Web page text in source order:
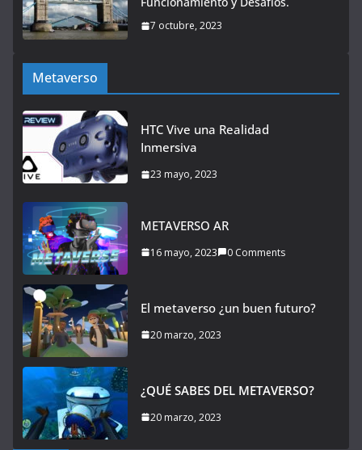
7 octubre, 2023
Metaverso
HTC Vive una Realidad
Inmersiva
23 mayo, 2023
METAVERSO AR
16 mayo, 2023 0 Comments
El metaverso ¿un buen futuro?
20 marzo, 2023
¿QUÉ SABES DEL METAVERSO?
20 marzo, 2023